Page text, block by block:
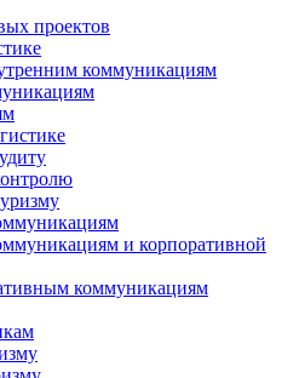
проектов
коммуникациям
и корпоративной
коммуникациям